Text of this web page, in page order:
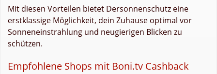
Mit diesen Vorteilen bietet Dersonnenschutz eine
erstklassige Möglichkeit, dein Zuhause optimal vor
Sonneneinstrahlung und neugierigen Blicken zu
schützen.
Empfohlene Shops mit Boni.tv Cashback